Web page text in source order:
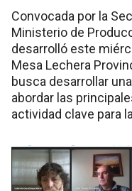
Convocada por la
Ministerio de
desarrolló este
Mesa Lechera
busca desarrollar
abordar las
actividad clave para